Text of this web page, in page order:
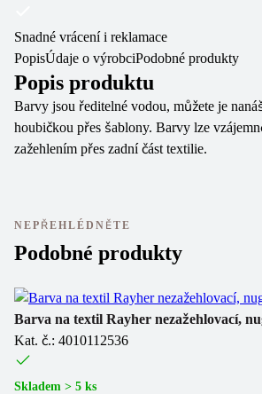
Snadné vrácení i reklamace
PopisÚdaje o výrobciPodobné produkty
Popis produktu
Barvy jsou ředitelné vodou, můžete je
houbičkou přes šablony. Barvy lze
zažehlením přes zadní část textilie.
NEPŘEHLÉDNĚTE
Podobné produkty
Barva na textil Rayher nezažehlovací,
Kat. č.: 4010112536
Skladem > 5 ks